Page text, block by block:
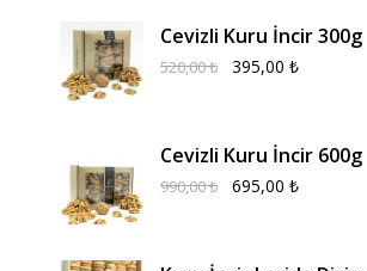
Cevizli Kuru İncir 300g
520,00₺ 395,00 ₺
Cevizli Kuru İncir 600g
990,00₺ 695,00 ₺